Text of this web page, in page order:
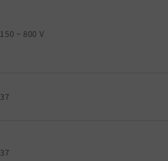
150 ~ 800 V
37
37